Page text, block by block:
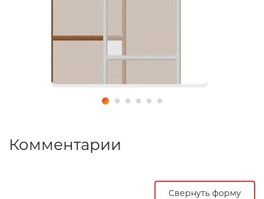
Комментарии
Свернуть форму